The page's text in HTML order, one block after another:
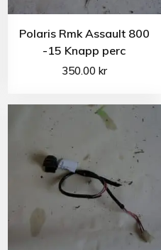
Polaris Rmk Assault 800
-15 Knapp perc
350.00 kr